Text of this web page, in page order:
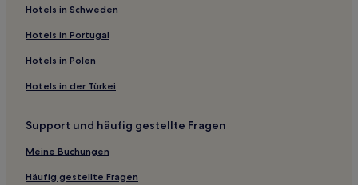
Hotels nahe Praça Tiradentes
Cachoeira do Campo: Hotels
Ibirité Centro: Hotels
Belmonte: Hotels
Amarantina: Hotels
Salomé: Hotels
Vila Átila de Paiva: Hotels
Hotels in Schweden
Hotels in Portugal
Hotels in Polen
Hotels in der Türkei
Support und häufig gestellte Fragen
Meine Buchungen
Häufig gestellte Fragen